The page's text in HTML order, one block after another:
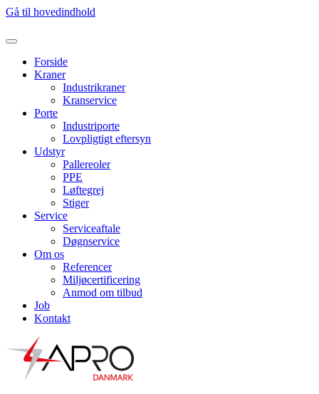
Gå til hovedindhold
Forside
Kraner
Industrikraner
Kranservice
Porte
Industriporte
Lovpligtigt eftersyn
Udstyr
Pallereoler
PPE
Løftegrej
Stiger
Service
Serviceaftale
Døgnservice
Om os
Referencer
Miljøcertificering
Anmod om tilbud
Job
Kontakt